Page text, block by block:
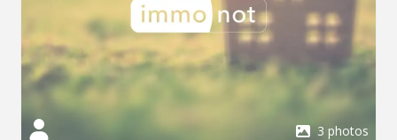
3 photos